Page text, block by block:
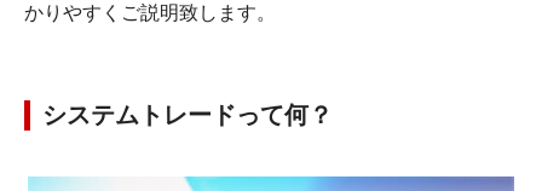
かりやすくご説明致します。
システムトレードって何？